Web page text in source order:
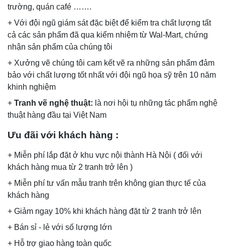
trường, quán café …….
+ Với đội ngũ giám sát đặc biệt để kiểm tra chất lượng tất
cả các sản phẩm đã qua kiểm nhiệm từ Wal-Mart, chứng
nhận sản phẩm của chúng tôi
+ Xưởng vẽ chúng tôi cam kết vẽ ra những sản phẩm đảm
bảo với chất lượng tốt nhất với đội ngũ họa sỹ trên 10 năm
khinh nghiệm
+ Tranh vẽ nghệ thuật: là nơi hội tụ những tác phẩm nghệ
thuật hàng đầu tại Việt Nam
Ưu đãi với khách hàng :
+ Miễn phí lắp đặt ở khu vực nội thành Hà Nội ( đối với
khách hàng mua từ 2 tranh trở lên )
+ Miễn phí tư vấn mẫu tranh trên không gian thực tế của
khách hàng
+ Giảm ngay 10% khi khách hàng đặt từ 2 tranh trở lên
+ Bán sỉ - lẻ với số lượng lớn
+ Hỗ trợ giao hàng toàn quốc